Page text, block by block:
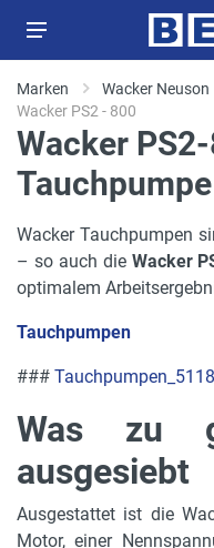
Marken Wacker Neuson
Wacker PS2 - 800
Wacker
Wacker Tauchpumpen
– so auch die Wacker
optimalem
Tauchpumpen
### Tauchpumpen_5118
Was zu
ausgesiebt
Ausgestattet ist die
Motor, einer